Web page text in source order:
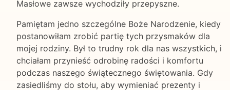
Masłowe zawsze wychodziły przepyszne.
Pamiętam jedno szczególne Boże Narodzenie, kiedy
postanowiłam zrobić partię tych przysmaków dla
mojej rodziny. Był to trudny rok dla nas wszystkich, i
chciałam przynieść odrobinę radości i komfortu
podczas naszego świątecznego świętowania. Gdy
zasiedliśmy do stołu, aby wymieniać prezenty i